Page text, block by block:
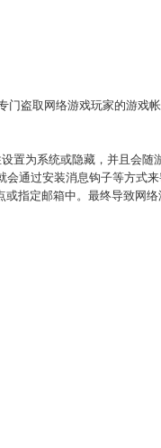
门盗取网络游戏玩家的游戏
置为系统或隐藏，并且会随
通过安装消息钩子等方式
指定邮箱中。最终导致网